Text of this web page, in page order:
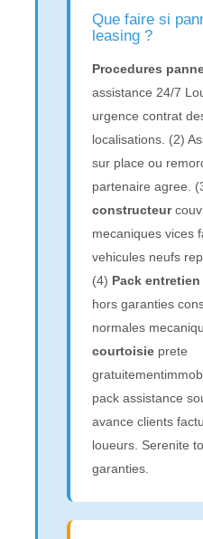
Que faire si
leasing ?
Procedures
assistance 24/7
urgence contrat
localisations. (2)
sur place ou
partenaire agree.
constructeur
mecaniques vices
vehicules neufs
(4) Pack entretien
hors garanties
normales
courtoisie prete
pack assistance
avance clients
loueurs. Serenite
garanties.